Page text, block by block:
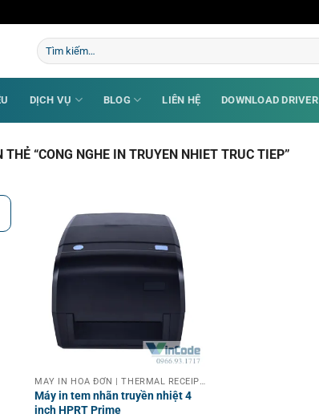
Tìm
kiếm:
DỊCH VỤ BLOG LIÊN HỆ DOWNLOAD DRIVER
“CONG NGHE IN TRUYEN NHIET TRUC TIEP”
MÁY IN HOÁ ĐƠN | THERMAL RECEIPT PRINTER
Máy in tem nhãn truyền nhiệt 4
inch HPRT Prime